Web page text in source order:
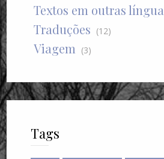
Textos em outras
Traduções (12)
Viagem (3)
Tags